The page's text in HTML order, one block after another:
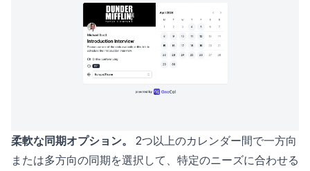
柔軟な同期オプション。 2つ以上のカレンダー間で一方向
または多方向の同期を選択して、特定のニーズに合わせる